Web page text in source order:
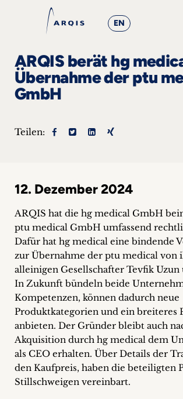
EN
Fokusgruppen
+
Events
+
Karriere
+
Blog
&
Podcasts
+
ARQIS berät hg
Übernahme der ptu
GmbH
Teilen:
12. Dezember 2024
ARQIS hat die hg medical GmbH
ptu medical GmbH umfassend
Dafür hat hg medical eine bindende
zur Übernahme der ptu medical von
alleinigen Gesellschafter Tevfik
In Zukunft bündeln beide
Kompetenzen, können dadurch neue
Produktkategorien und ein breiteres
anbieten. Der Gründer bleibt auch
Akquisition durch hg medical dem
als CEO erhalten. Über Details der
den Kaufpreis, haben die beteiligten
Stillschweigen vereinbart.